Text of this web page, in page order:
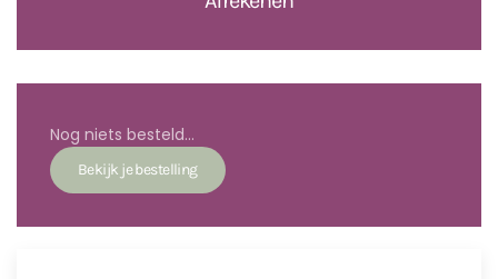
Nog niets besteld...